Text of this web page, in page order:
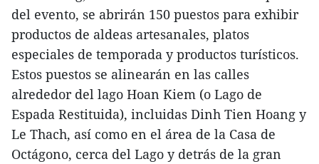
del evento, se abrirán 150 puestos para exhibir
productos de aldeas artesanales, platos
especiales de temporada y productos turísticos.
Estos puestos se alinearán en las calles
alrededor del lago Hoan Kiem (o Lago de
Espada Restituida), incluidas Dinh Tien Hoang y
Le Thach, así como en el área de la Casa de
Octágono, cerca del Lago y detrás de la gran